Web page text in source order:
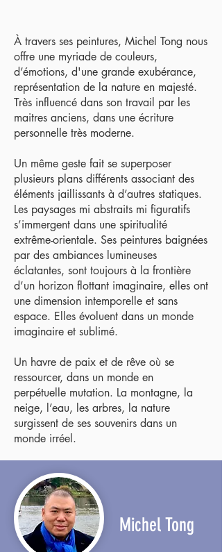
À travers ses peintures, Michel Tong nous
offre une myriade de couleurs,
d’émotions, d'une grande exubérance,
représentation de la nature en majesté.
Très influencé dans son travail par les
maitres anciens, dans une écriture
personnelle très moderne.
Un même geste fait se superposer
plusieurs plans différents associant des
éléments jaillissants à d’autres statiques.
Les paysages mi abstraits mi figuratifs
s’immergent dans une spiritualité
extrême-orientale. Ses peintures baignées
par des ambiances lumineuses
éclatantes, sont toujours à la frontière
d’un horizon flottant imaginaire, elles ont
une dimension intemporelle et sans
espace. Elles évoluent dans un monde
imaginaire et sublimé.
Un havre de paix et de rêve où se
ressourcer, dans un monde en
perpétuelle mutation. La montagne, la
neige, l’eau, les arbres, la nature
surgissent de ses souvenirs dans un
monde irréel.
Michel Tong